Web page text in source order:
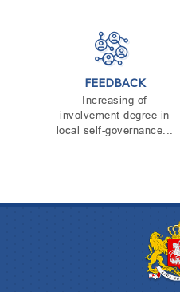
FEEDBACK
Increasing of
involvement degree in
local self-governance...